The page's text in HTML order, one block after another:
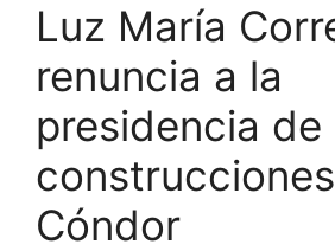
Luz María
renuncia a la
presidencia de
Cóndor